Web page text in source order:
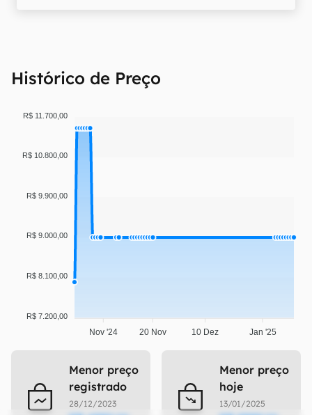
Histórico de Preço
R$ 11.700,00
R$ 10.800,00
R$ 9.900,00
R$ 9.000,00
R$ 8.100,00
R$ 7.200,00
Nov '24 20 Nov 10 Dez Jan '25
Menor preço
registrado
28/12/2023
Menor preço
hoje
13/01/2025